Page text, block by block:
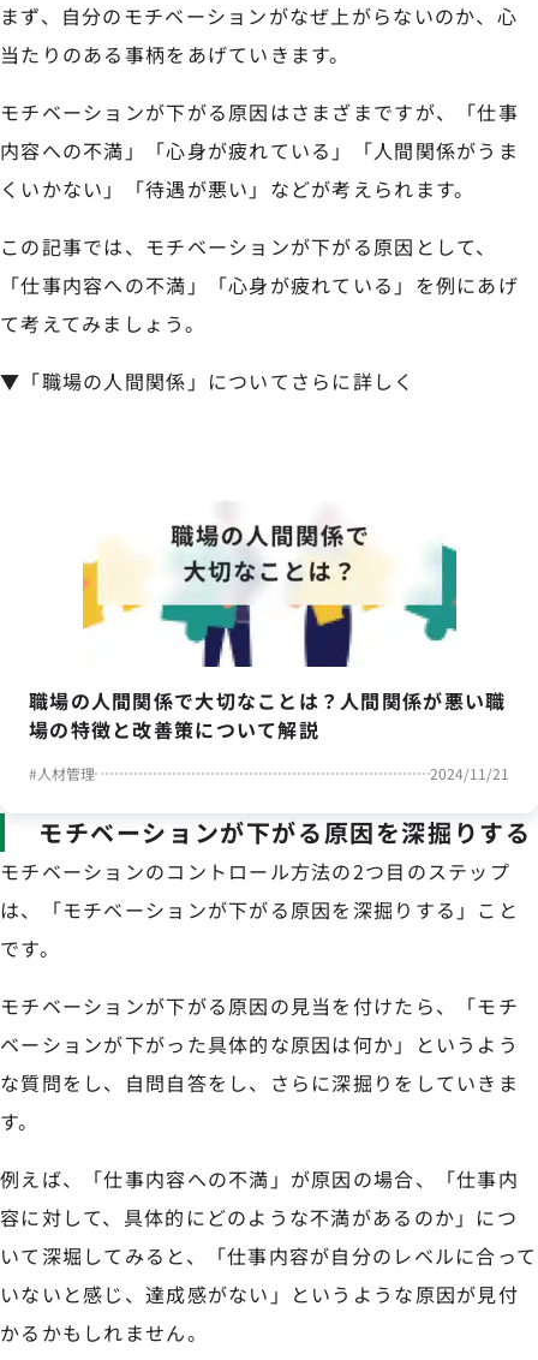
まず、自分のモチベーションがなぜ上がらないのか、心
当たりのある事柄をあげていきます。
モチベーションが下がる原因はさまざまですが、「仕事
内容への不満」「心身が疲れている」「人間関係がうま
くいかない」「待遇が悪い」などが考えられます。
この記事では、モチベーションが下がる原因として、
「仕事内容への不満」「心身が疲れている」を例にあげ
て考えてみましょう。
▼「職場の人間関係」についてさらに詳しく
職場の人間関係で大切なことは？人間関係が悪い職
場の特徴と改善策について解説
#人材管理 2024/11/21
モチベーションが下がる原因を深掘りする
モチベーションのコントロール方法の2つ目のステップ
は、「モチベーションが下がる原因を深掘りする」こと
です。
モチベーションが下がる原因の見当を付けたら、「モチ
ベーションが下がった具体的な原因は何か」というよう
な質問をし、自問自答をし、さらに深掘りをしていきま
す。
例えば、「仕事内容への不満」が原因の場合、「仕事内
容に対して、具体的にどのような不満があるのか」につ
いて深堀してみると、「仕事内容が自分のレベルに合って
いないと感じ、達成感がない」というような原因が見付
かるかもしれません。